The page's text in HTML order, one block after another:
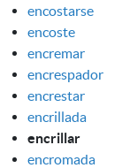
encostarse
encoste
encremar
encrespador
encrestar
encrillada
encrillar
encromada